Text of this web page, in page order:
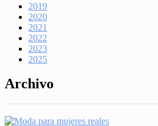
2019
2020
2021
2022
2023
2025
Archivo